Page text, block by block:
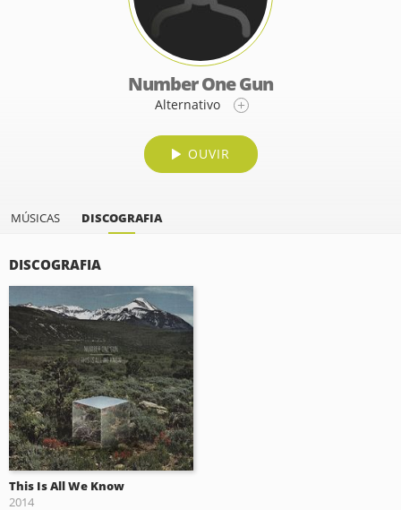
Number One Gun
Alternativo
OUVIR
MÚSICAS DISCOGRAFIA
DISCOGRAFIA
This Is All We Know
2014